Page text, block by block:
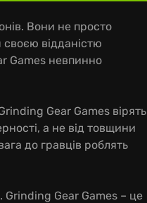
Вони не просто
своєю відданістю
Games невпинно
Gear Games вірять
а не від товщини
до гравців роблять
Gear Games – це